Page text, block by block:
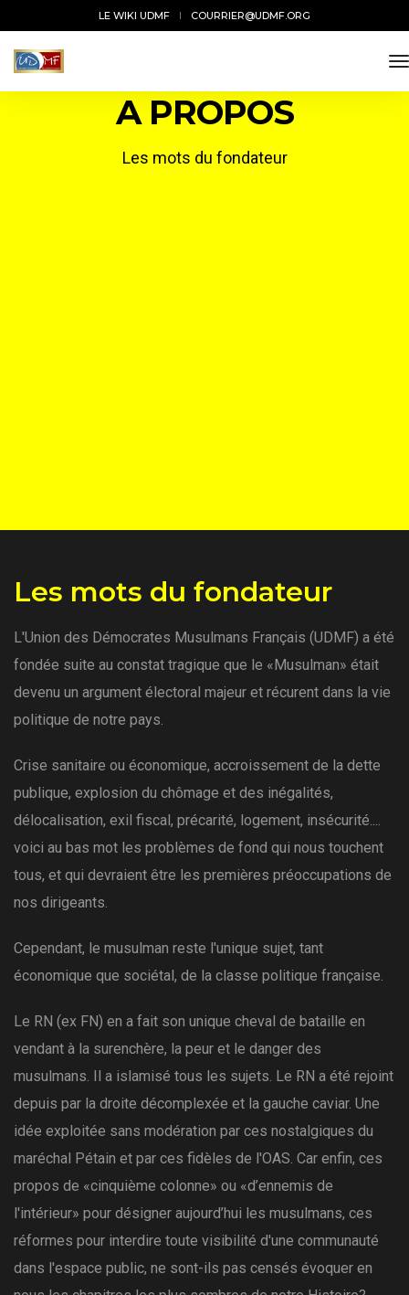
LE WIKI UDMF COURRIER@UDMF.ORG
A PROPOS
Les mots du fondateur
Les mots du fondateur
L'Union des Démocrates Musulmans Français (UDMF) a été
fondée suite au constat tragique que le «Musulman» était
devenu un argument électoral majeur et récurent dans la vie
politique de notre pays.
Crise sanitaire ou économique, accroissement de la dette
publique, explosion du chômage et des inégalités,
délocalisation, exil fiscal, précarité, logement, insécurité....
voici au bas mot les problèmes de fond qui nous touchent
tous, et qui devraient être les premières préoccupations de
nos dirigeants.
Cependant, le musulman reste l'unique sujet, tant
économique que sociétal, de la classe politique française.
Le RN (ex FN) en a fait son unique cheval de bataille en
vendant à la surenchère, la peur et le danger des
musulmans. Il a islamisé tous les sujets. Le RN a été rejoint
depuis par la droite décomplexée et la gauche caviar. Une
idée exploitée sans modération par ces nostalgiques du
maréchal Pétain et par ces fidèles de l'OAS. Car enfin, ces
propos de «cinquième colonne» ou «d’ennemis de
l'intérieur» pour désigner aujourd’hui les musulmans, ces
réformes pour interdire toute visibilité d'une communauté
dans l'espace public, ne sont-ils pas censés évoquer en